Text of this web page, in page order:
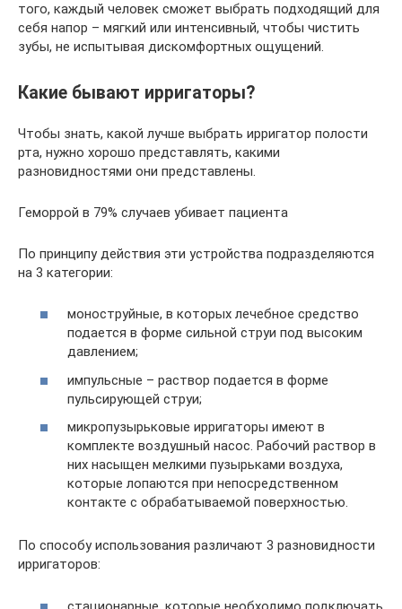
того, каждый человек сможет выбрать подходящий для
себя напор – мягкий или интенсивный, чтобы чистить
зубы, не испытывая дискомфортных ощущений.
Какие бывают ирригаторы?
Чтобы знать, какой лучше выбрать ирригатор полости
рта, нужно хорошо представлять, какими
разновидностями они представлены.
Геморрой в 79% случаев убивает пациента
По принципу действия эти устройства подразделяются
на 3 категории:
моноструйные, в которых лечебное средство
подается в форме сильной струи под высоким
давлением;
импульсные – раствор подается в форме
пульсирующей струи;
микропузырьковые ирригаторы имеют в
комплекте воздушный насос. Рабочий раствор в
них насыщен мелкими пузырьками воздуха,
которые лопаются при непосредственном
контакте с обрабатываемой поверхностью.
По способу использования различают 3 разновидности
ирригаторов: